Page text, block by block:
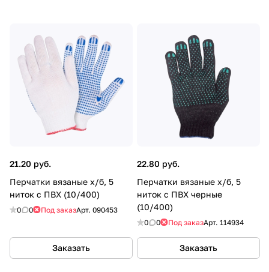
21.20 руб.
Перчатки вязаные х/б, 5
ниток с ПВХ (10/400)
0 0 Под заказАрт. 090453
Заказать
22.80 руб.
Перчатки вязаные х/б, 5
ниток с ПВХ черные
(10/400)
0 0 Под заказАрт. 114934
Заказать